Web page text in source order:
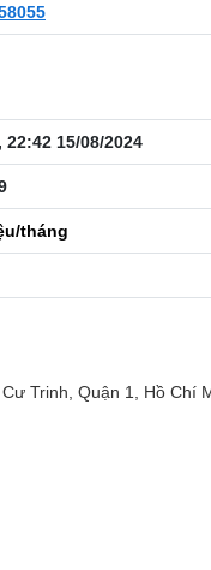
22:42 15/08/2024
tháng
Trinh, Quận 1, Hồ Chí